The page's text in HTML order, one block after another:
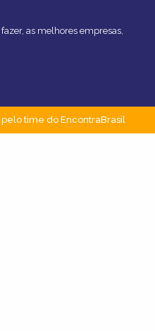
as melhores empresas,
pelo time do EncontraBrasil